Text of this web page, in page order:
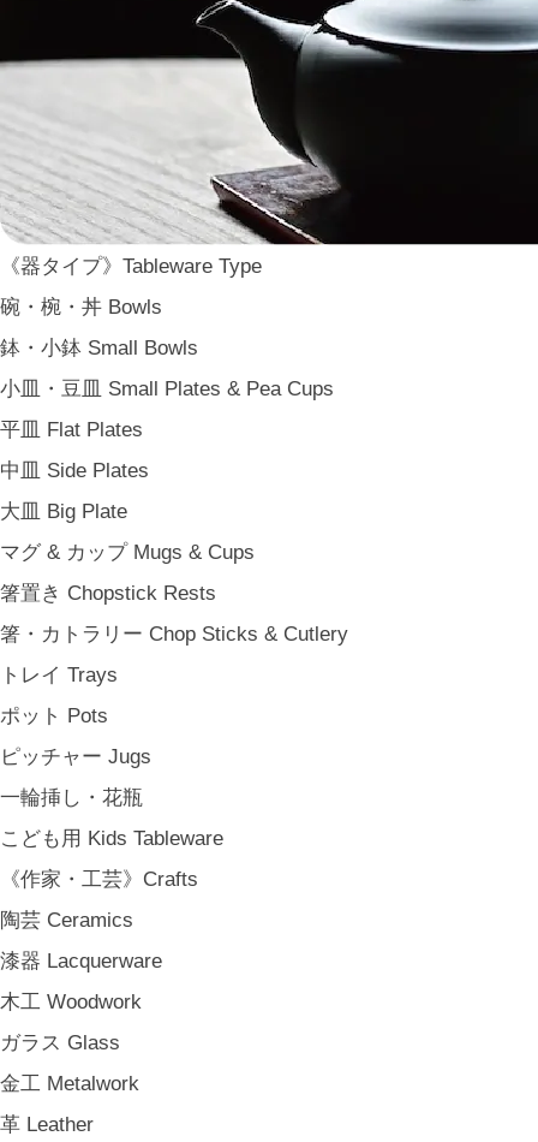
《器タイプ》Tableware Type
碗・椀・丼 Bowls
鉢・小鉢 Small Bowls
小皿・豆皿 Small Plates & Pea Cups
平皿 Flat Plates
中皿 Side Plates
大皿 Big Plate
マグ & カップ Mugs & Cups
箸置き Chopstick Rests
箸・カトラリー Chop Sticks & Cutlery
トレイ Trays
ポット Pots
ピッチャー Jugs
一輪挿し・花瓶
こども用 Kids Tableware
《作家・工芸》Crafts
陶芸 Ceramics
漆器 Lacquerware
木工 Woodwork
ガラス Glass
金工 Metalwork
革 Leather
金工 Metalwork
鋳物 Cast Metal
香 Insence
その他工芸 e.t.c
《ブランド》Brands
東屋 Azmaya
能作 Nosaku
二上 FUTAGAMI
畑漆器 HATA SHIKKI
薫寿堂 Kunjyudo
織田幸銅器 Odako Douki
ARAS
WDH
WASARA
一果ニ花 icca nicca
そのほか e.t.c
《食卓》Dining
家族の食卓 Family Tableware
子どもの食卓 Children's Tableware
一人暮らしの食卓 Tableware for One
パーティー Party
アンティークのもの Vintage & Antiques
《台所》Kitchen
家事問屋 Kajidonya
松野屋 Matsunoya